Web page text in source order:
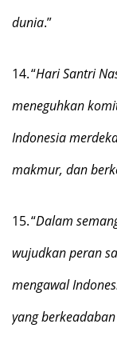
dunia.”
14.“Hari Santri
meneguhkan
Indonesia
makmur, dan
15.“Dalam
wujudkan peran
mengawal
yang